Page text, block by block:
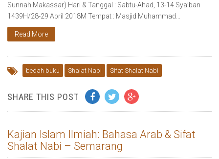
Sunnah Makassar) Hari & Tanggal : Sabtu-Ahad, 13-14 Sya’ban
1439H/28-29 April 2018M Tempat : Masjid Muhammad…
Read More
bedah buku Shalat Nabi Sifat Shalat Nabi
SHARE THIS POST
Kajian Islam Ilmiah: Bahasa Arab & Sifat
Shalat Nabi – Semarang